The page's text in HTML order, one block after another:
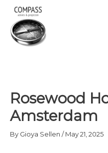
content
Rosewood
Amsterdam
By Gioya Sellen/May 21, 2025